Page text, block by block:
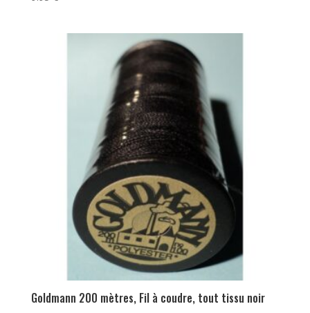
Goldmann 200 mètres, Fil à coudre, tout tissu noir